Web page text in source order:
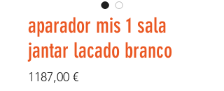
aparador mis 1 sala
jantar lacado branco
1187,00 €Preço